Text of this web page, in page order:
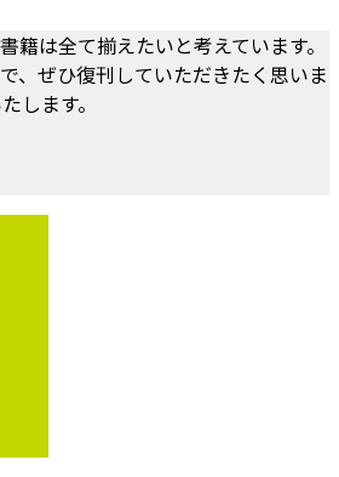
籍は全て揃えたいと考えています。
、ぜひ復刊していただきたく思いま
します。